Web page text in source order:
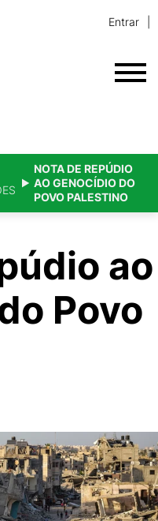
Entrar
NOTA DE REPÚDIO
AO GENOCÍDIO DO
POVO PALESTINO
ao
Povo